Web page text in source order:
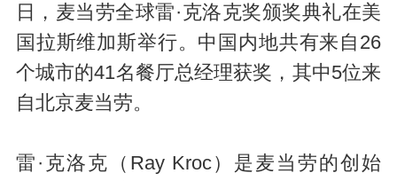
日，麦当劳全球雷·克洛克奖颁奖典礼在美
国拉斯维加斯举行。中国内地共有来自26
个城市的41名餐厅总经理获奖，其中5位来
自北京麦当劳。
雷·克洛克（Ray Kroc）是麦当劳的创始